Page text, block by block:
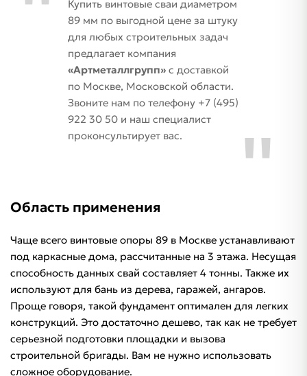
Купить винтовые сваи диаметром
89 мм по выгодной цене за штуку
для любых строительных задач
предлагает компания
«Артметаллгрупп»с доставкой
по Москве, Московской области.
Звоните нам по телефону +7 (495)
922 30 50 и наш специалист
проконсультирует вас.
Область применения
Чаще всего винтовые опоры 89 в Москве устанавливают
под каркасные дома, рассчитанные на 3 этажа. Несущая
способность данных свай составляет 4 тонны. Также их
используют для бань из дерева, гаражей, ангаров.
Проще говоря, такой фундамент оптимален для легких
конструкций. Это достаточно дешево, так как не требует
серьезной подготовки площадки и вызова
строительной бригады. Вам не нужно использовать
сложное оборудование.